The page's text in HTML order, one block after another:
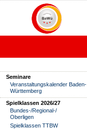
Seminare
Veranstaltungskalender Baden-
Württemberg
Spielklassen 2026/27
Bundes-/Regional-/
Oberligen
Spielklassen TTBW